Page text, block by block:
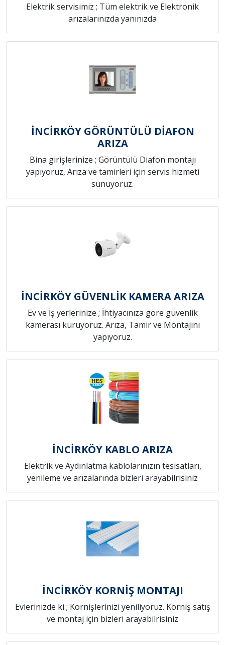
Elektrik servisimiz ; Tüm elektrik ve Elektronik
arızalarınızda yanınızda
İNCİRKÖY GÖRÜNTÜLÜ DİAFON
ARIZA
Bina girişlerinize ; Görüntülü Diafon montajı
yapıyoruz, Arıza ve tamirleri için servis hizmeti
sunuyoruz.
İNCİRKÖY GÜVENLİK KAMERA ARIZA
Ev ve İş yerlerinize ; İhtiyacınıza göre güvenlik
kamerası kuruyoruz. Arıza, Tamir ve Montajını
yapıyoruz.
İNCİRKÖY KABLO ARIZA
Elektrik ve Aydınlatma kablolarınızın tesisatları,
yenileme ve arızalarında bizleri arayabilrisiniz
İNCİRKÖY KORNİŞ MONTAJI
Evlerinizde ki ; Kornişlerinizi yeniliyoruz. Korniş satış
ve montaj için bizleri arayabilrisiniz